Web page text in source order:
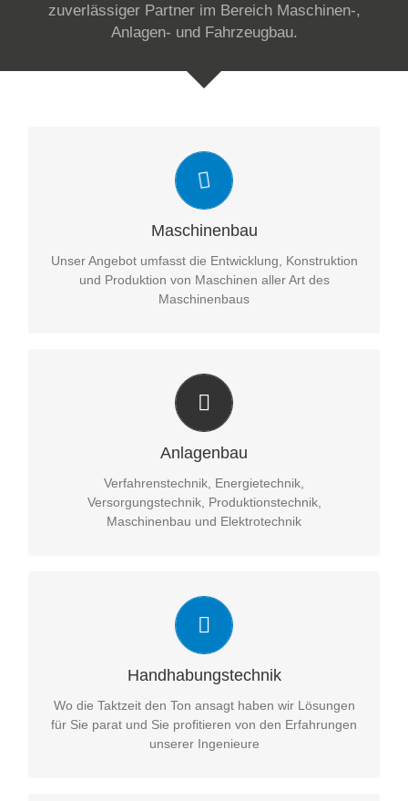
zuverlässiger Partner im Bereich Maschinen-,
Anlagen- und Fahrzeugbau.
Maschinenbau
Unser Angebot umfasst die Entwicklung, Konstruktion
und Produktion von Maschinen aller Art des
Maschinenbaus
Die klassische Ingenieurdisziplin
Je komplexer der Zusammenhang zwischen vielen
Einzelteilen und Elektronikkomponenten, desto besser.
Wir freuen uns auf Ihre Anfragen!
Anlagenbau
Verfahrenstechnik, Energietechnik,
Versorgungstechnik, Produktionstechnik,
Maschinenbau und Elektrotechnik
Das Orchester der Disziplinen im Konzert
Hier kommen die verschiedensten Disziplinen in einem
Gesamtprozess zum Einsatz – wir haben die
Erfahrung und das Orchester zur Verfügung.
Handhabungstechnik
Wo die Taktzeit den Ton ansagt haben wir Lösungen
für Sie parat und Sie profitieren von den Erfahrungen
unserer Ingenieure
Die Bewegung macht den Schwung
In der Handhabungstechnik siegt eine Mischung aus
Taktzeit, Präzision und Wartungsfreundlichkeit – wir
mixen die richtige Mischung.